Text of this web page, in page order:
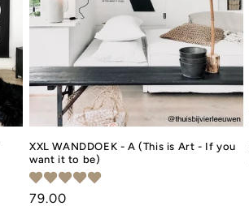
XXL WANDDOEK - A (This is Art - If you
want it to be)
Normale
79.00